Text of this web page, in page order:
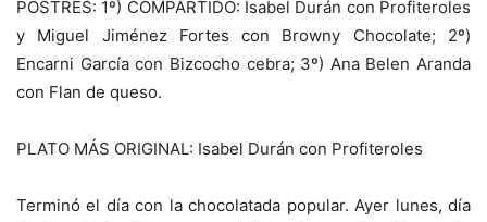
POSTRES: 1º) COMPARTIDO: Isabel Durán con Profiteroles
y Miguel Jiménez Fortes con Browny Chocolate; 2º)
Encarni García con Bizcocho cebra; 3º) Ana Belen Aranda
con Flan de queso.
PLATO MÁS ORIGINAL: Isabel Durán con Profiteroles
Terminó el día con la chocolatada popular. Ayer lunes, día